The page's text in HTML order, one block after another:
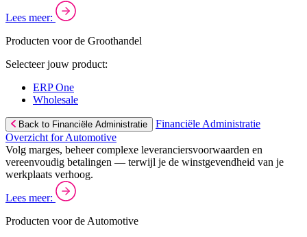
Lees meer:
Producten voor de Groothandel
Selecteer jouw product:
ERP One
Wholesale
Back to Financiële Administratie
Financiële Administratie
Overzicht for Automotive
Volg marges, beheer complexe leveranciersvoorwaarden en
vereenvoudig betalingen — terwijl je de winstgevendheid van je
werkplaats verhoog.
Lees meer:
Producten voor de Automotive